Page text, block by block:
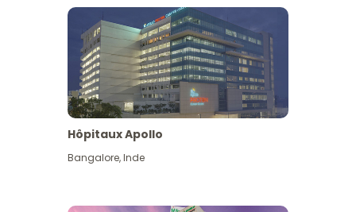
Hôpitaux Apollo
Bangalore,Inde